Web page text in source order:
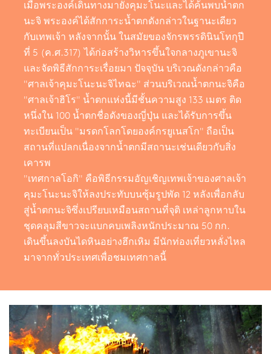
เมื่อพระองค์เดินทางมายังคุมะโนะและได้ค้นพบน้ำตก
นะจิ พระองค์ได้สักการะน้ำตกดังกล่าวในฐานะเดียว
กับเทพเจ้า หลังจากนั้น ในสมัยของจักรพรรดินินโทกุปี
ที่ 5 (ค.ศ.317) ได้ก่อสร้างวิหารขึ้นใจกลางภูเขานะจิ
และจัดพิธีสักการะเรื่อยมา ปัจจุบัน บริเวณดังกล่าวคือ
"ศาลเจ้าคุมะโนะนะจิไทฉะ" ส่วนบริเวณน้ำตกนะจิคือ
"ศาลเจ้าฮิโร" น้ำตกแห่งนี้มีชั้นความสูง 133 เมตร ติด
หนึ่งใน 100 น้ำตกชื่อดังของญี่ปุ่น และได้รับการขึ้น
ทะเบียนเป็น "มรดกโลกโดยองค์กรยูเนสโก" ถือเป็น
สถานที่แปลกเนื่องจากน้ำตกมีสถานะเช่นเดียวกับสิ่ง
เคารพ
"เทศกาลโอกิ" คือพิธีกรรมอัญเชิญเทพเจ้าของศาลเจ้า
คุมะโนะนะจิให้ลงประทับบนซุ้มรูปพัด 12 หลังเพื่อกลับ
สู่น้ำตกนะจิซึ่งเปรียบเหมือนสถานที่จุติ เหล่าลูกหาบใน
ชุดคลุมสีขาวจะแบกคบเพลิงหนักประมาณ 50 กก.
เดินขึ้นลงบันไดหินอย่างฮึกเหิม มีนักท่องเที่ยวหลั่งไหล
มาจากทั่วประเทศเพื่อชมเทศกาลนี้